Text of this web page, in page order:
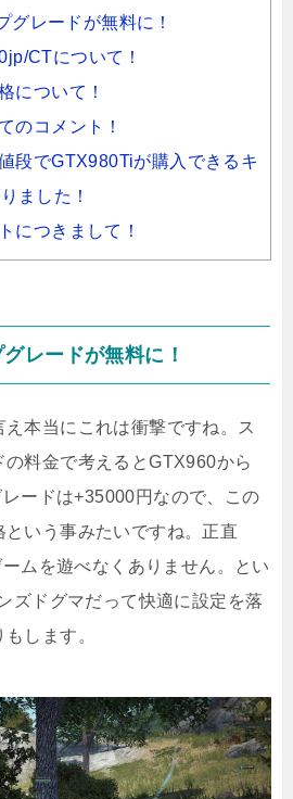
グレードが無料に！
CTについて！
について！
のコメント！
段でGTX980Tiが購入できるキ
ました！
につきまして！
レードが無料に！
本当にこれは衝撃ですね。ス
の料金で考えるとGTX960から
ードは+35000円なので、この
いう事みたいですね。正直
ムを遊べなくありません。とい
ズドグマだって快適に設定を落
します。